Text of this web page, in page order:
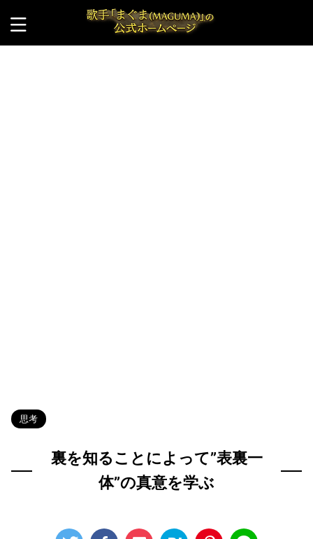
思考
裏を知ることによって”表裏一
体”の真意を学ぶ